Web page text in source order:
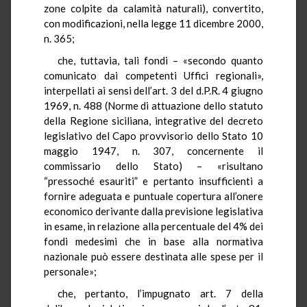
zone colpite da calamità naturali), convertito,
con modificazioni, nella legge 11 dicembre 2000,
n. 365;
che, tuttavia, tali fondi – «secondo quanto
comunicato dai competenti Uffici regionali»,
interpellati ai sensi dell’art. 3 del d.P.R. 4 giugno
1969, n. 488 (Norme di attuazione dello statuto
della Regione siciliana, integrative del decreto
legislativo del Capo provvisorio dello Stato 10
maggio 1947, n. 307, concernente il
commissario dello Stato) – «risultano
“pressoché esauriti” e pertanto insufficienti a
fornire adeguata e puntuale copertura all’onere
economico derivante dalla previsione legislativa
in esame, in relazione alla percentuale del 4% dei
fondi medesimi che in base alla normativa
nazionale può essere destinata alle spese per il
personale»;
che, pertanto, l’impugnato art. 7 della